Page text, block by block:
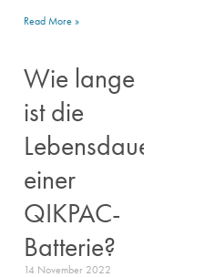
Read More »
Wie lange
ist die
Lebensdauer
einer
QIKPAC-
Batterie?
14 November 2022